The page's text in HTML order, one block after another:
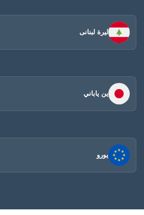
ليرة لبنانى
ين ياباني
يورو